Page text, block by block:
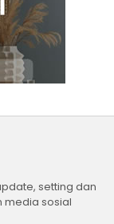
setting dan
media sosial